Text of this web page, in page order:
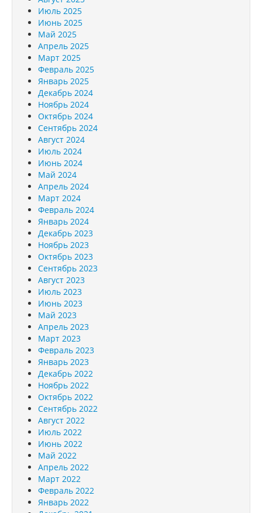
Июль 2025
Июнь 2025
Май 2025
Апрель 2025
Март 2025
Февраль 2025
Январь 2025
Декабрь 2024
Ноябрь 2024
Октябрь 2024
Сентябрь 2024
Август 2024
Июль 2024
Июнь 2024
Май 2024
Апрель 2024
Март 2024
Февраль 2024
Январь 2024
Декабрь 2023
Ноябрь 2023
Октябрь 2023
Сентябрь 2023
Август 2023
Июль 2023
Июнь 2023
Май 2023
Апрель 2023
Март 2023
Февраль 2023
Январь 2023
Декабрь 2022
Ноябрь 2022
Октябрь 2022
Сентябрь 2022
Август 2022
Июль 2022
Июнь 2022
Май 2022
Апрель 2022
Март 2022
Февраль 2022
Январь 2022